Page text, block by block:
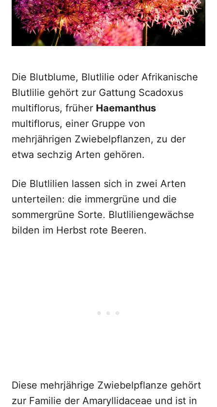
Die Blutblume, Blutlilie oder Afrikanische
Blutlilie gehört zur Gattung Scadoxus
multiflorus, früher Haemanthus
multiflorus, einer Gruppe von
mehrjährigen Zwiebelpflanzen, zu der
etwa sechzig Arten gehören.
Die Blutlilien lassen sich in zwei Arten
unterteilen: die immergrüne und die
sommergrüne Sorte. Blutliliengewächse
bilden im Herbst rote Beeren.
Diese mehrjährige Zwiebelpflanze gehört
zur Familie der Amaryllidaceae und ist in